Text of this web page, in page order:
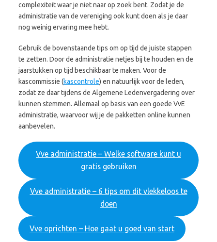
complexiteit waar je niet naar op zoek bent. Zodat je de
administratie van de vereniging ook kunt doen als je daar
nog weinig ervaring mee hebt.
Gebruik de bovenstaande tips om op tijd de juiste stappen
te zetten. Door de administratie netjes bij te houden en de
jaarstukken op tijd beschikbaar te maken. Voor de
kascommissie (kascontrole) en natuurlijk voor de leden,
zodat ze daar tijdens de Algemene Ledenvergadering over
kunnen stemmen. Allemaal op basis van een goede VvE
administratie, waarvoor wij je de pakketten online kunnen
aanbevelen.
Vve administratie – Welke software kunt u
gratis gebruiken
Vve administratie – 6 tips om dit vlekkeloos te
doen
Vve oprichten – Hoe gaat u goed van start